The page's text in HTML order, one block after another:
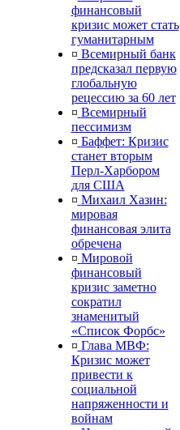
финансовый
кризис может стать
гуманитарным
¤ Всемирный банк
предсказал первую
глобальную
рецессию за 60 лет
¤ Всемирный
пессимизм
¤ Баффет: Кризис
станет вторым
Перл-Харбором
для США
¤ Михаил Хазин:
мировая
финансовая элита
обречена
¤ Мировой
финансовый
кризис заметно
сократил
знаменитый
«Список Форбс»
¤ Глава МВФ:
Кризис может
привести к
социальной
напряженности и
войнам